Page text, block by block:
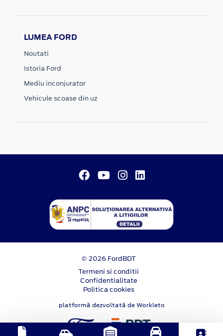
LUMEA FORD
Noutati
Istoria Ford
Mediu inconjurator
Vehicule scoase din uz
© 2026 FordBDT
Termeni si conditii
Confidentialitate
Politica cookies
platformă dezvoltată de Workleto